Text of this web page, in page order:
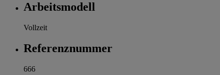
Arbeitsmodell
Vollzeit
Referenznummer
666